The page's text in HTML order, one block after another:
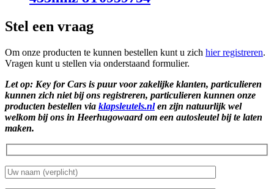
Stel een vraag
Om onze producten te kunnen bestellen kunt u zich hier registreren.
Vragen kunt u stellen via onderstaand formulier.
Let op: Key for Cars is puur voor zakelijke klanten, particulieren
kunnen zich niet bij ons registreren, particulieren kunnen onze
producten bestellen via klapsleutels.nlen zijn natuurlijk wel
welkom bij ons in Heerhugowaard om een autosleutel bij te laten
maken.